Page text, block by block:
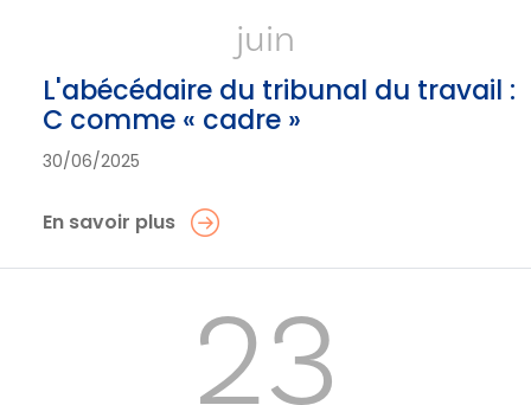
juin
L'abécédaire du tribunal du travail :
C comme « cadre »
30/06/2025
En savoir plus
23